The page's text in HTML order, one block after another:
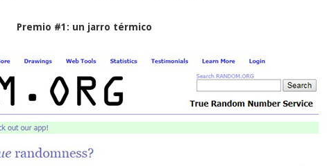
Premio #1: un jarro térmico